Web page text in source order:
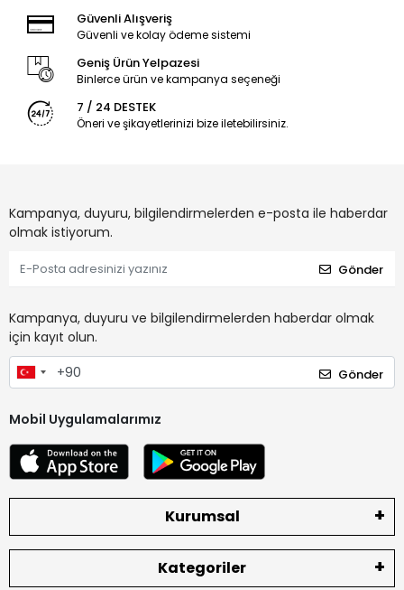
Güvenli Alışveriş
Güvenli ve kolay ödeme sistemi
Geniş Ürün Yelpazesi
Binlerce ürün ve kampanya seçeneği
7 / 24 DESTEK
Öneri ve şikayetlerinizi bize iletebilirsiniz.
Kampanya, duyuru, bilgilendirmelerden e-posta ile haberdar
olmak istiyorum.
Gönder
Kampanya, duyuru ve bilgilendirmelerden haberdar olmak
için kayıt olun.
Gönder
Mobil Uygulamalarımız
Kurumsal
Kategoriler